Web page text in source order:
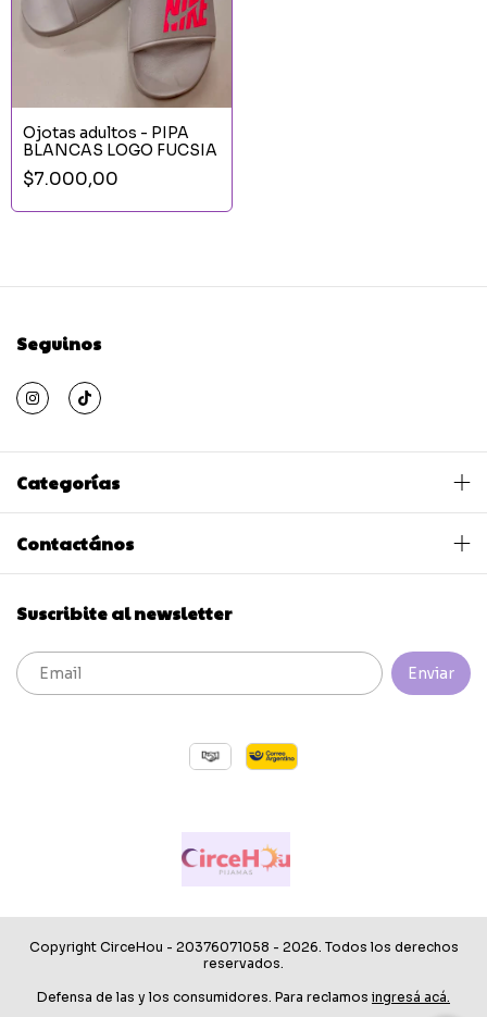
Ojotas adultos - PIPA
BLANCAS LOGO FUCSIA
$7.000,00
Seguinos
Categorías
Contactános
Suscribite al newsletter
Copyright CirceHou - 20376071058 - 2026. Todos los derechos
reservados.
Defensa de las y los consumidores. Para reclamos ingresá acá.